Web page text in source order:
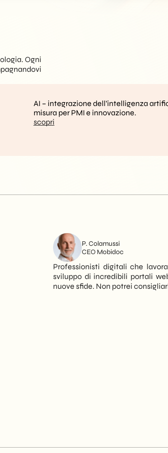
Ogni
AI – integrazione dell’intelligenza
misura per PMI e innovazione.
scopri
P. Colamussi
CEO Mobidoc
Professionisti digitali che
sviluppo di incredibili portali
nuove sfide. Non potrei